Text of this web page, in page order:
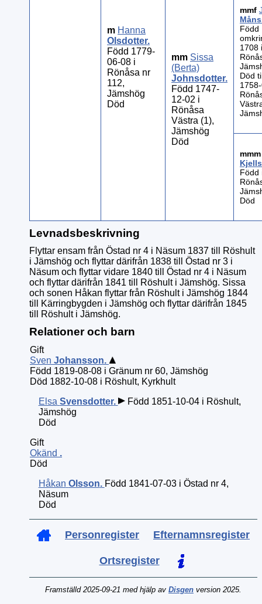
m Hanna
Olsdotter.
Född 1779-
06-08 i
Rönåsa nr
112,
Jämshög
Död
mm Sissa
(Berta)
Johnsdotter.
Född 1747-
12-02 i
Rönåsa
Västra (1),
Jämshög
Död
mmf
Född
1708 i
Död
Född
Död
Levnadsbeskrivning
Flyttar ensam från Östad nr 4 i Näsum 1837 till Röshult
i Jämshög och flyttar därifrån 1838 till Östad nr 3 i
Näsum och flyttar vidare 1840 till Östad nr 4 i Näsum
och flyttar därifrån 1841 till Röshult i Jämshög. Sissa
och sonen Håkan flyttar från Röshult i Jämshög 1844
till Kärringbygden i Jämshög och flyttar därifrån 1845
till Röshult i Jämshög.
Relationer och barn
Gift
Sven Johansson.
Född 1819-08-08 i Gränum nr 60, Jämshög
Död 1882-10-08 i Röshult, Kyrkhult
Elsa Svensdotter.
Född 1851-10-04 i Röshult,
Jämshög
Död
Gift
Okänd .
Död
Håkan Olsson. Född 1841-07-03 i Östad nr 4,
Näsum
Död
Personregister Efternamnsregister
Ortsregister
Framställd 2025-09-21 med hjälp av Disgen version 2025.